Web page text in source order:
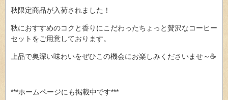
秋限定商品が入荷されました！
秋におすすめのコクと香りにこだわったちょっと贅沢なコーヒー
セットをご用意しております。
上品で奥深い味わいをぜひこの機会にお楽しみくださいませ～☕
***ホームページにも掲載中です***